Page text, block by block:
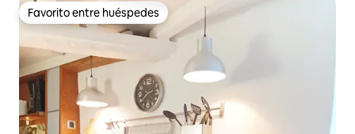
Favorito entre huéspedes
Favorito entre huéspedes